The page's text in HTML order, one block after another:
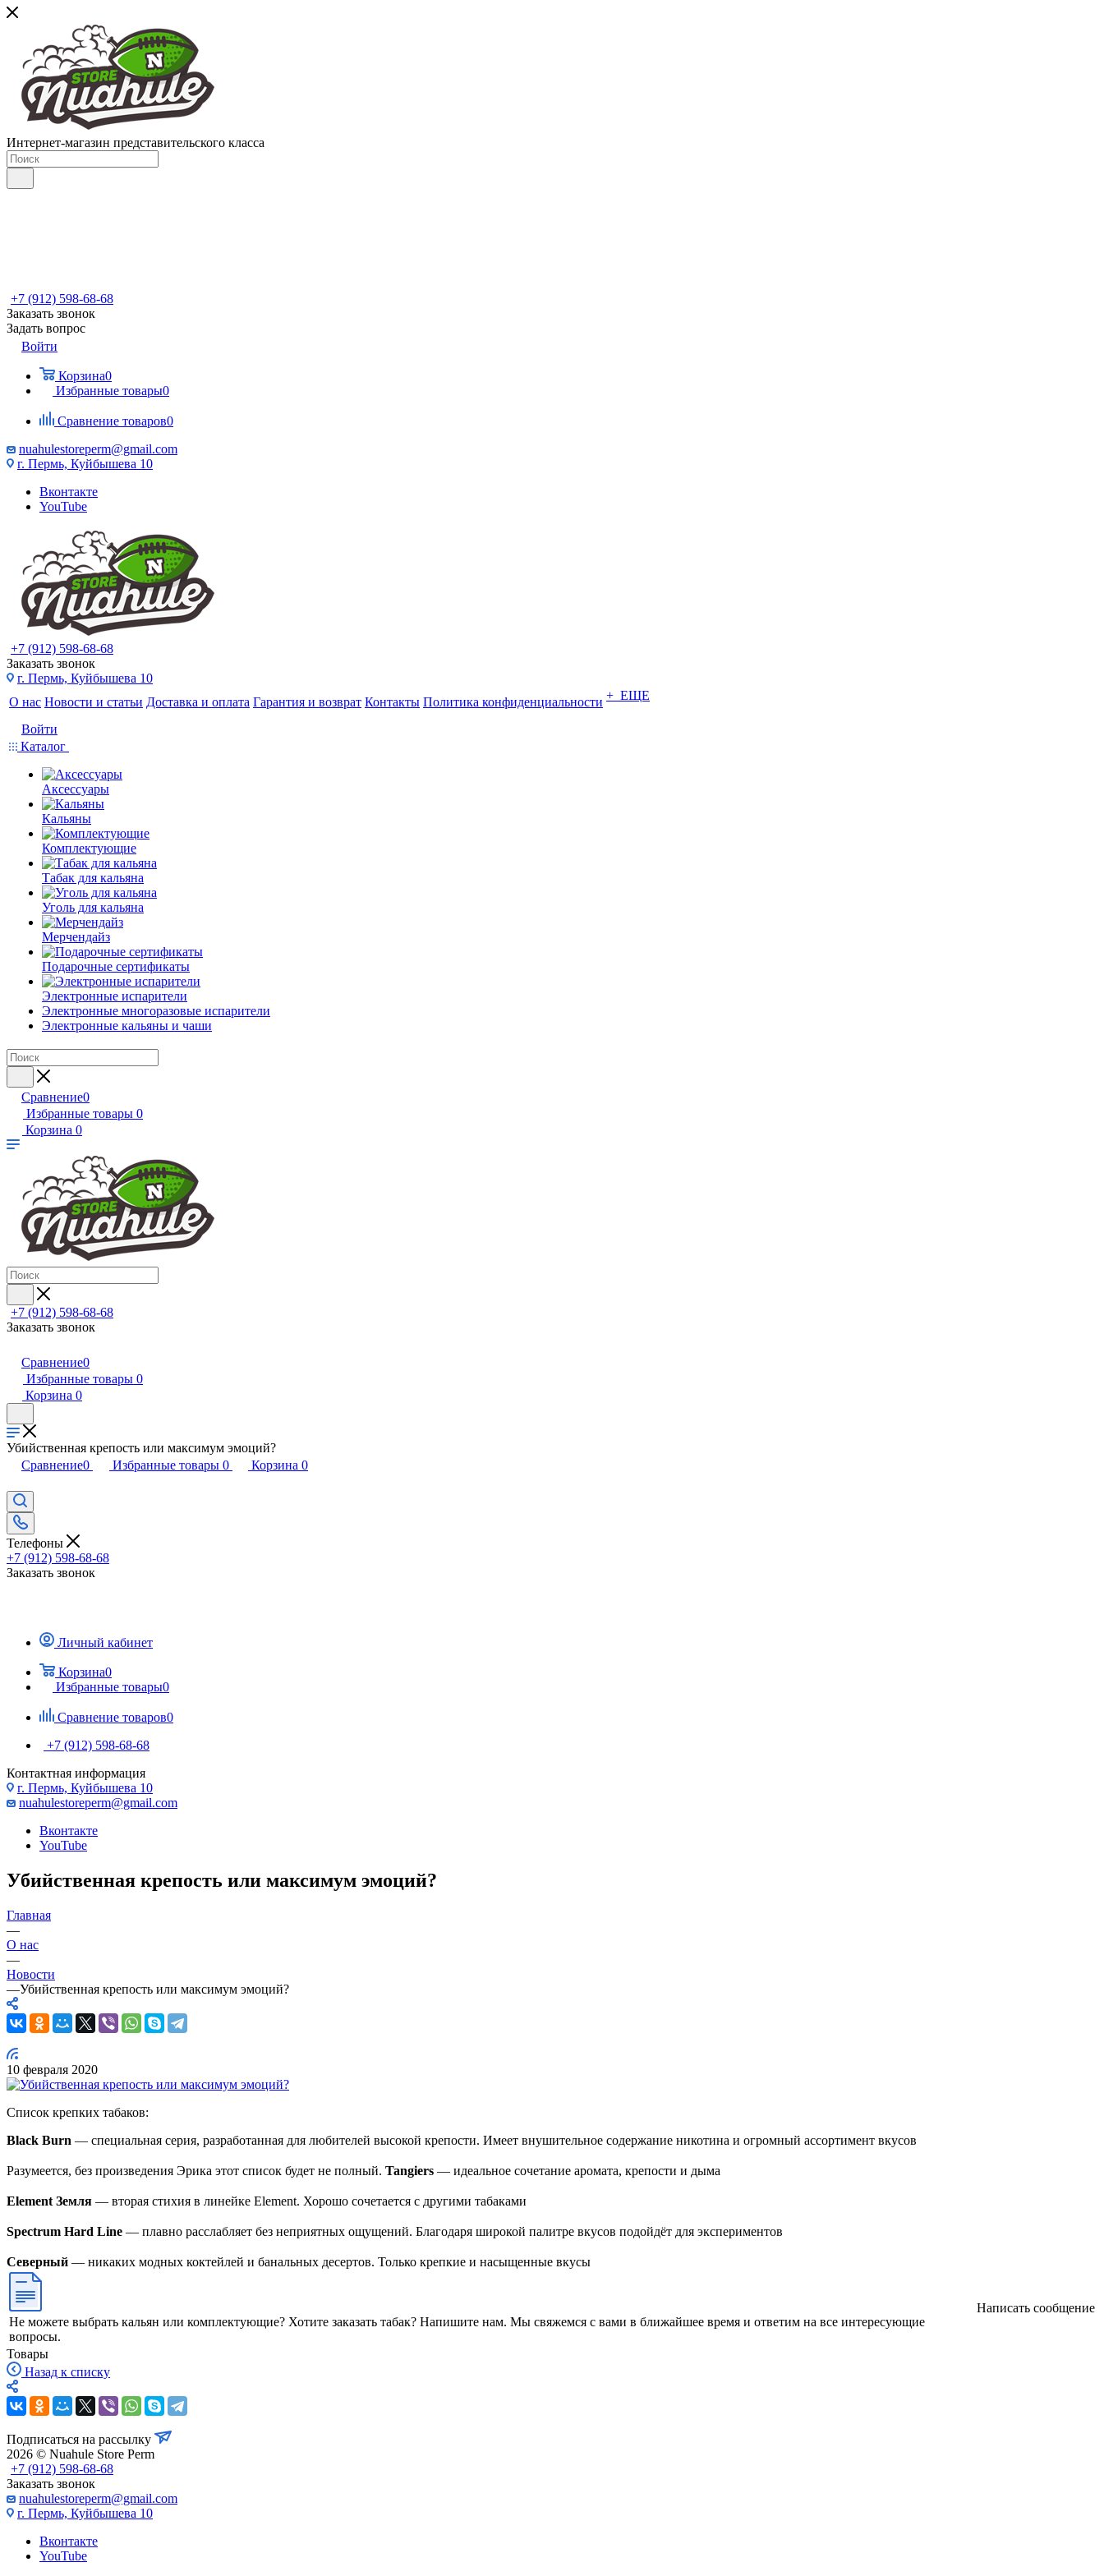
Интернет-магазин представительского класса
+7 (912) 598-68-68
Заказать звонок
Задать вопрос
Войти
Корзина0
Избранные товары0
Сравнение товаров0
nuahulestoreperm@gmail.com
г. Пермь, Куйбышева 10
Вконтакте
YouTube
+7 (912) 598-68-68
Заказать звонок
г. Пермь, Куйбышева 10
О нас Новости и статьи Доставка и оплата Гарантия и возврат Контакты Политика конфиденциальности + ЕЩЕ
Войти
Каталог
Аксессуары
Кальяны
Комплектующие
Табак для кальяна
Уголь для кальяна
Мерчендайз
Подарочные сертификаты
Электронные испарители
Электронные многоразовые испарители
Электронные кальяны и чаши
Сравнение0
Избранные товары 0
Корзина 0
+7 (912) 598-68-68
Заказать звонок
Сравнение0
Избранные товары 0
Корзина 0
Убийственная крепость или максимум эмоций?
Сравнение0 Избранные товары 0 Корзина 0
Телефоны
+7 (912) 598-68-68
Заказать звонок
Личный кабинет
Корзина0
Избранные товары0
Сравнение товаров0
+7 (912) 598-68-68
Контактная информация
г. Пермь, Куйбышева 10
nuahulestoreperm@gmail.com
Вконтакте
YouTube
Убийственная крепость или максимум эмоций?
Главная
—
О нас
—
Новости
—Убийственная крепость или максимум эмоций?
10 февраля 2020
Список крепких табаков:
Black Burn — специальная серия, разработанная для любителей высокой крепости. Имеет внушительное содержание никотина и огромный ассортимент вкусов
Разумеется, без произведения Эрика этот список будет не полный. Tangiers — идеальное сочетание аромата, крепости и дыма
Element Земля — вторая стихия в линейке Element. Хорошо сочетается с другими табаками
Spectrum Hard Line — плавно расслабляет без неприятных ощущений. Благодаря широкой палитре вкусов подойдёт для экспериментов
Северный — никаких модных коктейлей и банальных десертов. Только крепкие и насыщенные вкусы
Не можете выбрать кальян или комплектующие? Хотите заказать табак? Напишите нам. Мы свяжемся с вами в ближайшее время и ответим на все интересующие
вопросы.
Написать сообщение
Товары
Назад к списку
Подписаться на рассылку
2026 © Nuahule Store Perm
+7 (912) 598-68-68
Заказать звонок
nuahulestoreperm@gmail.com
г. Пермь, Куйбышева 10
Вконтакте
YouTube